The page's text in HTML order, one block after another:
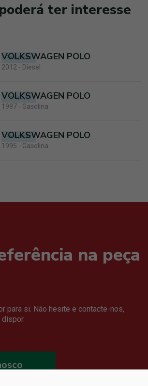
ter interesse
Para peças
VOLKSWAGEN POLO
2012 - Diesel
Para peças
VOLKSWAGEN POLO
1997 - Gasolina
Para peças
VOLKSWAGEN POLO
1995 - Gasolina
na peça
para si. Não hesite e contacte-nos,